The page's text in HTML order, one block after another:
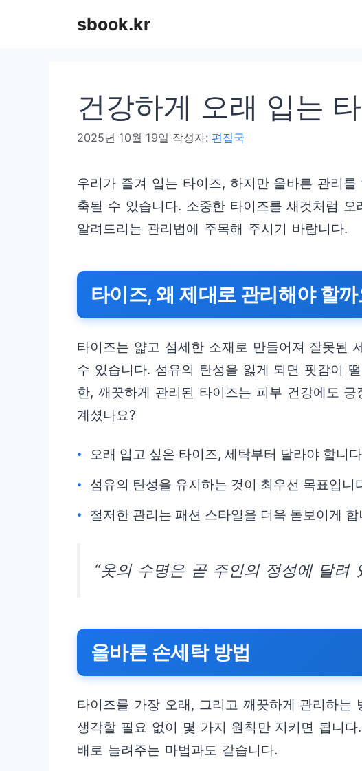
sbook.kr
건강하게 오래 입는
2025년 10월 19일 작성자: 편집국
우리가 즐겨 입는 타이즈, 하지만 올바른 관리
축될 수 있습니다. 소중한 타이즈를 새것처럼
알려드리는 관리법에 주목해 주시기 바랍니다.
타이즈, 왜 제대로 관리해야 할
타이즈는 얇고 섬세한 소재로 만들어져 잘못된
수 있습니다. 섬유의 탄성을 잃게 되면 핏감이
한, 깨끗하게 관리된 타이즈는 피부 건강에도
계셨나요?
오래 입고 싶은 타이즈, 세탁부터 달라야 합니
섬유의 탄성을 유지하는 것이 최우선 목표입니
철저한 관리는 패션 스타일을 더욱 돋보이게 합
“옷의 수명은 곧 주인의 정성에 달려
올바른 손세탁 방법
타이즈를 가장 오래, 그리고 깨끗하게 관리하는
생각할 필요 없이 몇 가지 원칙만 지키면 됩니
배로 늘려주는 마법과도 같습니다.